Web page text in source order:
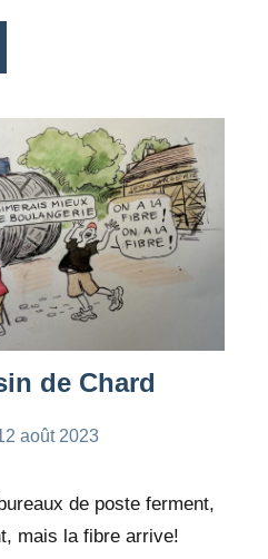
de Chard
août 2023
de poste ferment,
mais la fibre arrive!